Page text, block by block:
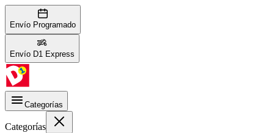
Envío Programado
Envío D1 Express
Categorías
Categorías